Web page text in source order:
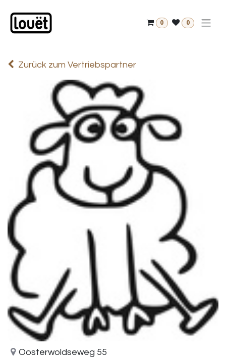
0 0
Zurück zum Vertriebspartner
Oosterwoldseweg 55